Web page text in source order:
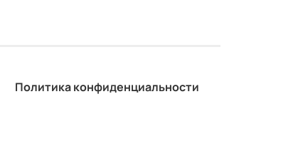
Политика конфиденциальности